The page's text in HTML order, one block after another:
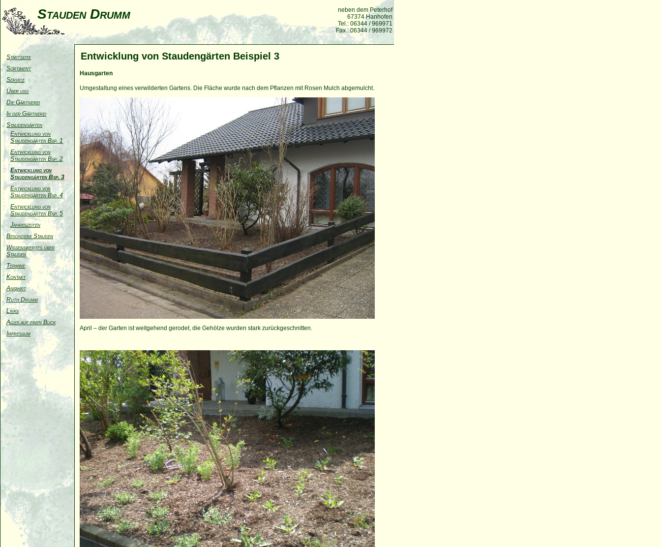
Stauden Drumm
neben dem Peterhof
67374 Hanhofen
Tel.: 06344 / 969971
Fax : 06344 / 969972
Startseite
Sortiment
Service
Über uns
Die Gärtnerei
In der Gärtnerei
Staudengärten
Entwicklung von
Staudengärten Bsp. 1
Entwicklung von
Staudengärten Bsp. 2
Entwicklung von
Staudengärten Bsp. 3
Entwicklung von
Staudengärten Bsp. 4
Entwicklung von
Staudengärten Bsp. 5
Jahreszeiten
Besondere Stauden
Wissenswertes über
Stauden
Termine
Kontakt
Anfahrt
Ruth Drumm
Links
Alles auf einen Blick
Impressum
Entwicklung von Staudengärten Beispiel 3
Hausgarten
Umgestaltung eines verwilderten Gartens. Die Fläche wurde nach dem Pflanzen mit Rosen Mulch abgemulcht.
April – der Garten ist weitgehend gerodet, die Gehölze wurden stark zurückgeschnitten.